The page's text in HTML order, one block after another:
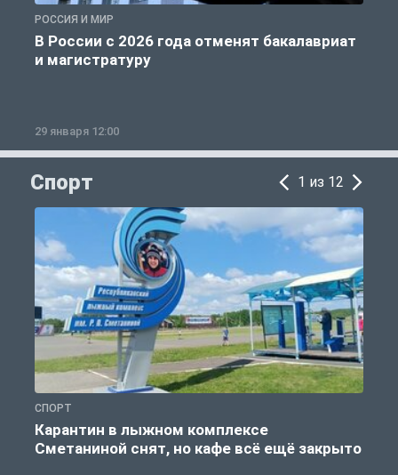
РОССИЯ И МИР
В России с 2026 года отменят бакалавриат
и магистратуру
29 января 12:00
Спорт 1 из 12
СПОРТ
Карантин в лыжном комплексе
Сметаниной снят, но кафе всё ещё закрыто